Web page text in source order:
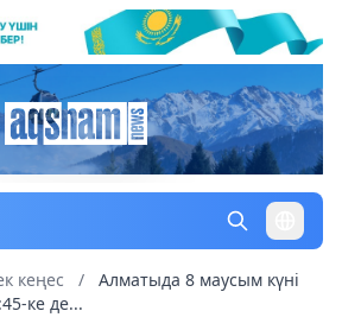
кеңес /
Алматыда 8 маусым күні
ке де...